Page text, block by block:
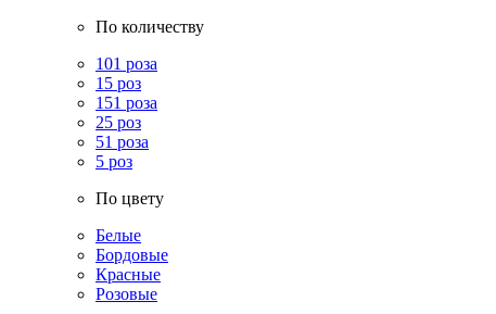
По количеству
101 роза
15 роз
151 роза
25 роз
51 роза
5 роз
По цвету
Белые
Бордовые
Красные
Розовые